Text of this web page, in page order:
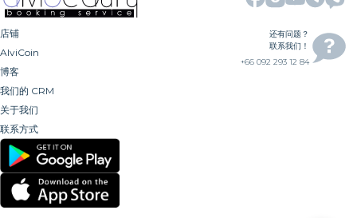
店铺
AlviCoin
博客
我们的 CRM
关于我们
联系方式
还有问题？
联系我们！
+66 092 293 12 84